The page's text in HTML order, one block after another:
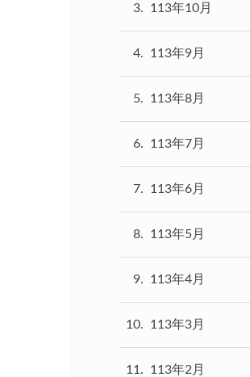
3 113年10月
4 113年9月
5 113年8月
6 113年7月
7 113年6月
8 113年5月
9 113年4月
10 113年3月
11 113年2月